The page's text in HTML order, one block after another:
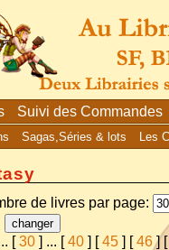
Suivi des Commandes
Sagas,Séries & lots Les
de livres par page:
[30 ] ... [40 ] [45 ] [46]